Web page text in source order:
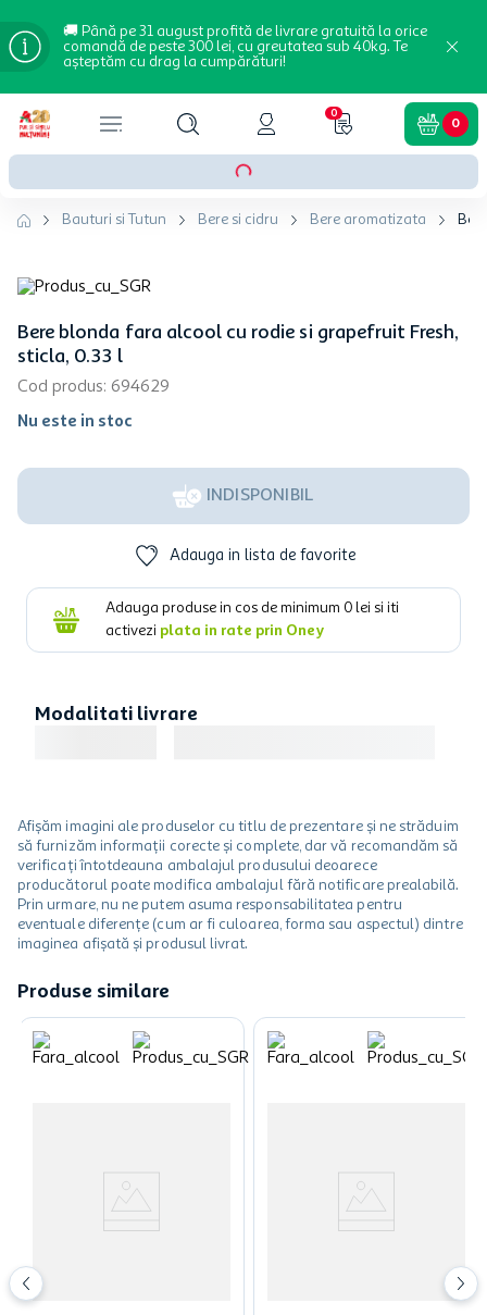
🚚 Până pe 31 august profită de livrare gratuită la orice
comandă de peste 300 lei, cu greutatea sub 40kg. Te
așteptăm cu drag la cumpărături!
0
0
Bauturi si Tutun Bere si cidru Bere aromatizata
Bere blonda fara alcool cu rodie si grapefruit Fresh,
sticla, 0.33 l
Cod produs: 694629
Nu este in stoc
INDISPONIBIL
Adauga in lista de favorite
Adauga produse in cos de minimum 0 lei si iti
activezi plata in rate prin Oney
Modalitati livrare
Afișăm imagini ale produselor cu titlu de prezentare și ne străduim
să furnizăm informații corecte și complete, dar vă recomandăm să
verificați întotdeauna ambalajul produsului deoarece
producătorul poate modifica ambalajul fără notificare prealabilă.
Prin urmare, nu ne putem asuma responsabilitatea pentru
eventuale diferențe (cum ar fi culoarea, forma sau aspectul) dintre
imaginea afișată și produsul livrat.
Produse similare